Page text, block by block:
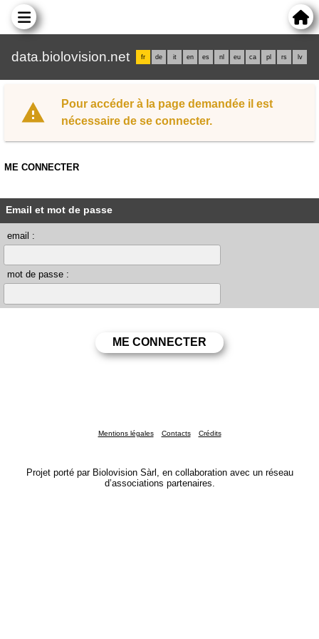
data.biolovision.net fr de it en es nl eu ca pl rs lv
Pour accéder à la page demandée il est
nécessaire de se connecter.
ME CONNECTER
Email et mot de passe
email :
mot de passe :
Mentions légales Contacts Crédits
Projet porté par Biolovision Sàrl, en collaboration avec un réseau
d’associations partenaires.